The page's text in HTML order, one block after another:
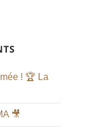
sur
! 🏆 La
🎥